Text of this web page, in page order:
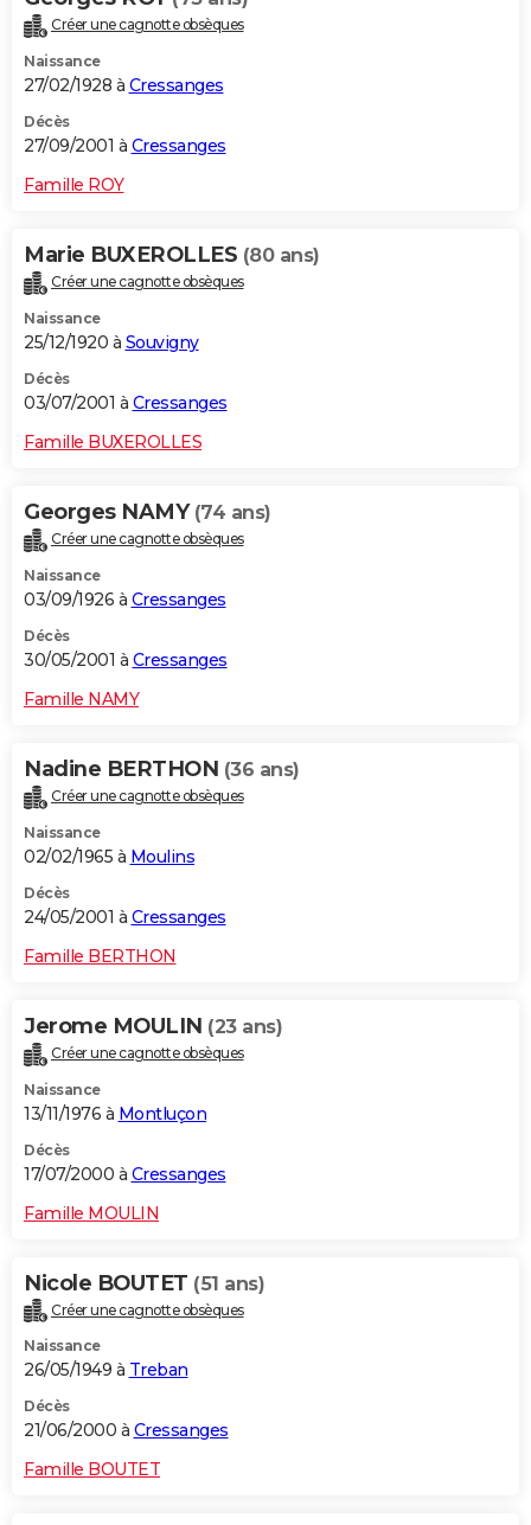
Créer une cagnotte obsèques
Naissance
27/02/1928 à Cressanges
Décès
27/09/2001 à Cressanges
Famille ROY
Marie BUXEROLLES (80 ans)
Créer une cagnotte obsèques
Naissance
25/12/1920 à Souvigny
Décès
03/07/2001 à Cressanges
Famille BUXEROLLES
Georges NAMY (74 ans)
Créer une cagnotte obsèques
Naissance
03/09/1926 à Cressanges
Décès
30/05/2001 à Cressanges
Famille NAMY
Nadine BERTHON (36 ans)
Créer une cagnotte obsèques
Naissance
02/02/1965 à Moulins
Décès
24/05/2001 à Cressanges
Famille BERTHON
Jerome MOULIN (23 ans)
Créer une cagnotte obsèques
Naissance
13/11/1976 à Montluçon
Décès
17/07/2000 à Cressanges
Famille MOULIN
Nicole BOUTET (51 ans)
Créer une cagnotte obsèques
Naissance
26/05/1949 à Treban
Décès
21/06/2000 à Cressanges
Famille BOUTET